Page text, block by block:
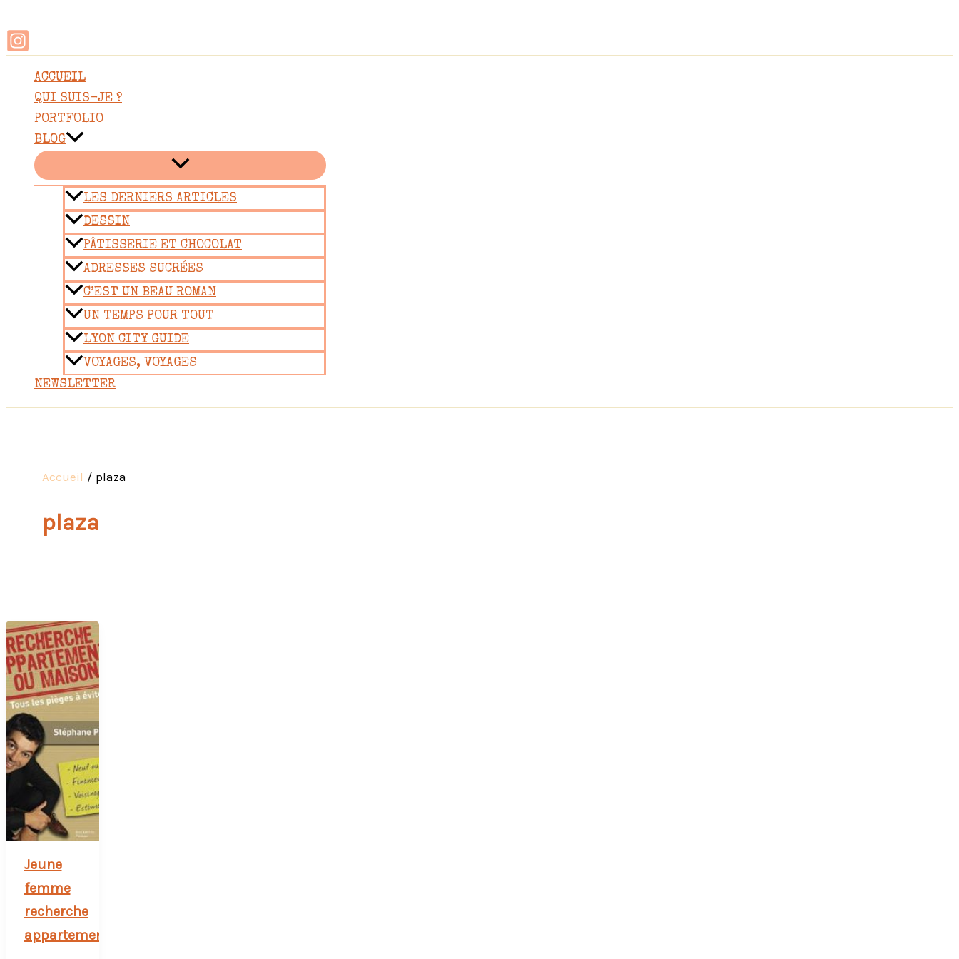
au
contenu
ACCUEIL
QUI SUIS-JE ?
PORTFOLIO
BLOG
LES DERNIERS ARTICLES
DESSIN
PÂTISSERIE ET CHOCOLAT
ADRESSES SUCRÉES
C’EST UN BEAU ROMAN
UN TEMPS POUR TOUT
LYON CITY GUIDE
VOYAGES, VOYAGES
NEWSLETTER
Accueil plaza
plaza
Jeune
femme
recherche
appartement